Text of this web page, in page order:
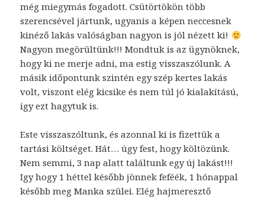
még miegymás fogadott. Csütörtökön több
szerencsével jártunk, ugyanis a képen neccesnek
kinéző lakás valóságban nagyon is jól nézett ki!
Nagyon megörültünk!!! Mondtuk is az ügynöknek,
hogy ki ne merje adni, ma estig visszaszólunk. A
másik időpontunk szintén egy szép kertes lakás
volt, viszont elég kicsike és nem túl jó kialakítású,
igy ezt hagytuk is.
Este visszaszóltunk, és azonnal ki is fizettük a
tartási költséget. Hát… úgy fest, hogy költözünk.
Nem semmi, 3 nap alatt találtunk egy új lakást!!!
Igy hogy 1 héttel később jönnek feféék, 1 hónappal
később meg Manka szülei. Elég hajmeresztő